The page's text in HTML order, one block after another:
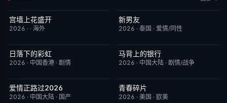
更新至第4集
宫墙上花盛开
2026 · · 海外
更新至第01集
新男友
2026 · 泰国 · 爱情/同性
更新至第6集
日落下的彩虹
2026 · 中国香港 · 剧情
更新至第04集
马背上的银行
2026 · 中国大陆 · 剧情/战争
完结
爱情正路过2026
2026 · 中国大陆 · 国产
更新至第02集
青春碎片
2026 · 美国 · 欧美